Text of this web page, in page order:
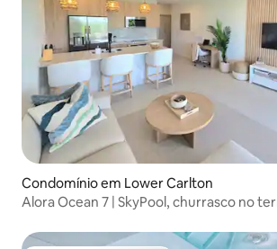
Condomínio em Lower Carlton
Alora Ocean 7 | SkyPool, churrasco no